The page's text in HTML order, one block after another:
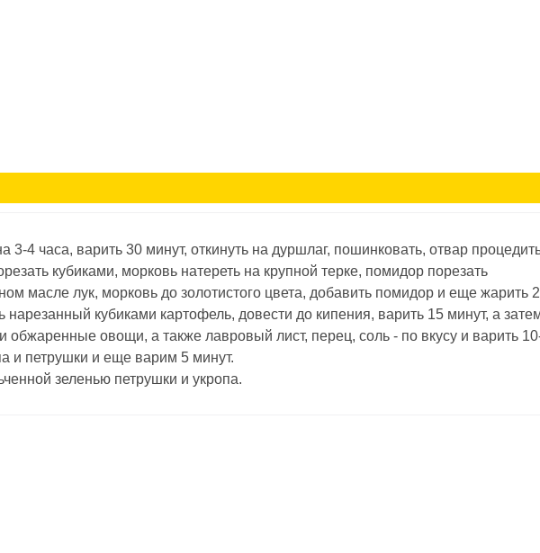
3-4 часа, варить 30 минут, откинуть на дуршлаг, пошинковать, отвар
кубиками, морковь натереть на крупной терке, помидор порезать
масле лук, морковь до золотистого цвета, добавить помидор и еще жарить
кубиками картофель, довести до кипения, варить 15 минут, а
обжаренные овощи, а также лавровый лист, перец, соль - по вкусу и варить
и петрушки и еще варим 5 минут.
зеленью петрушки и укропа.